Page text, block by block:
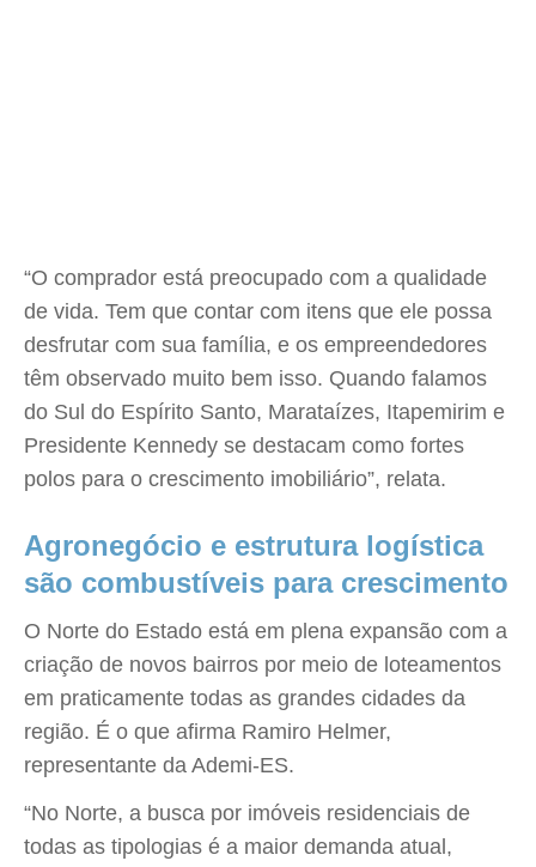
“O comprador está preocupado com a qualidade
de vida. Tem que contar com itens que ele possa
desfrutar com sua família, e os empreendedores
têm observado muito bem isso. Quando falamos
do Sul do Espírito Santo, Marataízes, Itapemirim e
Presidente Kennedy se destacam como fortes
polos para o crescimento imobiliário”, relata.
Agronegócio e estrutura logística
são combustíveis para crescimento
O Norte do Estado está em plena expansão com a
criação de novos bairros por meio de loteamentos
em praticamente todas as grandes cidades da
região. É o que afirma Ramiro Helmer,
representante da Ademi-ES.
“No Norte, a busca por imóveis residenciais de
todas as tipologias é a maior demanda atual,